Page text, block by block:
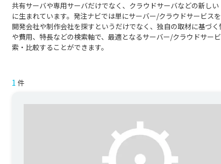
共有サーバや専用サーバだけでなく、クラウドサーバなどの新し
に生まれています。発注ナビでは単にサーバー/クラウドサービス
開発会社や制作会社を探すというだけでなく、独自の取材に基づ
や費用、特長などの検索軸で、最適となるサーバー/クラウドサー
索・比較することができます。
1 件